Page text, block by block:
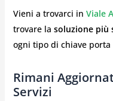
Vieni a trovarci in Viale
trovare la soluzione più
ogni tipo di chiave
Rimani
Servizi